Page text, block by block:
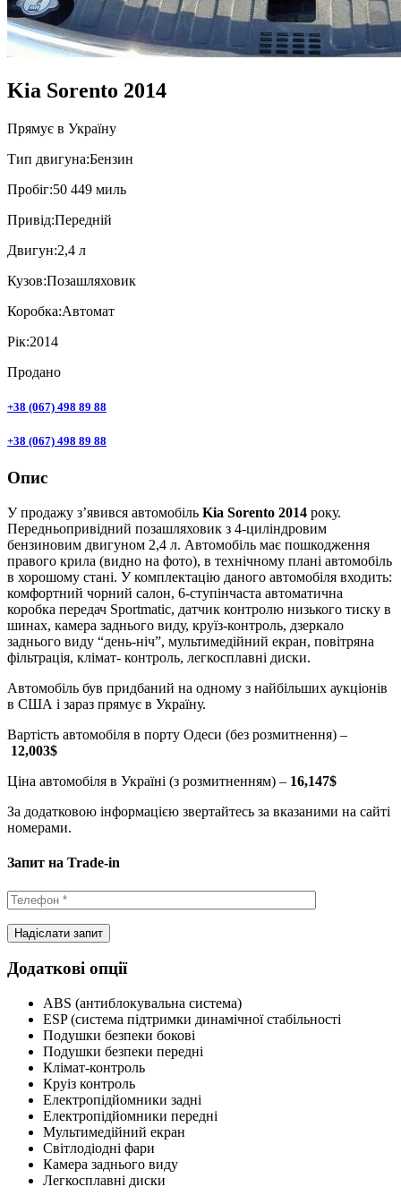
Kia Sorento 2014
Прямує в Україну
Тип двигуна:Бензин
Пробiг:50 449 миль
Привiд:Передній
Двигун:2,4 л
Кузов:Позашляховик
Коробка:Автомат
Рік:2014
Продано
+38 (067) 498 89 88
+38 (067) 498 89 88
Опис
У продажу з’явився автомобіль Kia Sorento 2014 року.
Передньопривідний позашляховик з 4-циліндровим
бензиновим двигуном 2,4 л. Автомобіль має пошкодження
правого крила (видно на фото), в технічному плані автомобіль
в хорошому стані. У комплектацію даного автомобіля входить:
комфортний чорний салон, 6-ступінчаста автоматична
коробка передач Sportmatic, датчик контролю низького тиску в
шинах, камера заднього виду, круїз-контроль, дзеркало
заднього виду “день-ніч”, мультимедійний екран, повітряна
фільтрація, клімат- контроль, легкосплавні диски.
Автомобіль був придбаний на одному з найбільших аукціонів
в США і зараз прямує в Україну.
Вартість автомобіля в порту Одеси (без розмитнення) –
12,003$
Ціна автомобіля в Україні (з розмитненням) – 16,147$
За додатковою інформацією звертайтесь за вказаними на сайті
номерами.
Запит на Trade-in
Додаткові опції
ABS (антиблокувальна система)
ESP (система підтримки динамічної стабільності
Подушки безпеки бокові
Подушки безпеки передні
Клімат-контроль
Круіз контроль
Електропідйомники задні
Електропідйомники передні
Мультимедійний екран
Світлодіодні фари
Камера заднього виду
Легкосплавні диски